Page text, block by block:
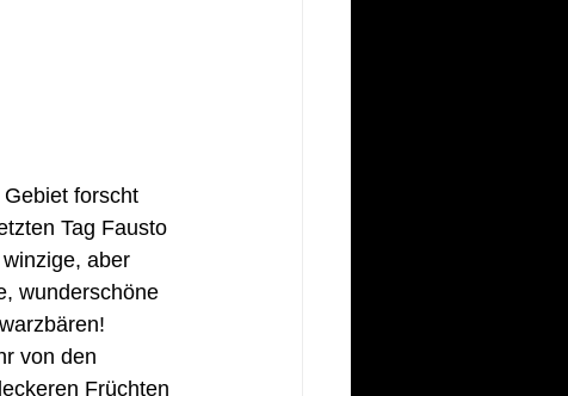
forscht
Tag Fausto
aber
wunderschöne
von den
Früchten